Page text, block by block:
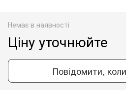
Немає в наявності
Ціну уточнюйте
Повідомити,